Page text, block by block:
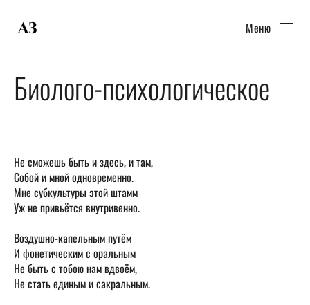
Меню
Биолого-психологическое
Не сможешь быть и здесь, и там,
Собой и мной одновременно.
Мне субкультуры этой штамм
Уж не привьётся внутривенно.
Воздушно-капельным путём
И фонетическим с оральным
Не быть с тобою нам вдвоём,
Не стать единым и сакральным.